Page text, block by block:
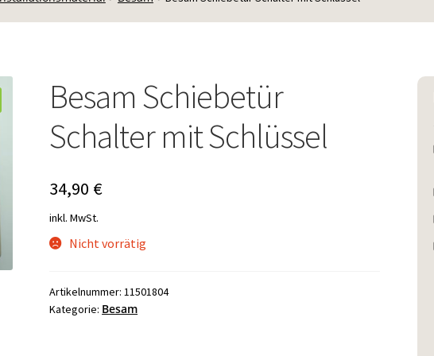
Besam Schiebetür
Schalter mit Schlüssel
34,90 €
inkl. MwSt.
Nicht vorrätig
Artikelnummer:11501804
Kategorie: Besam